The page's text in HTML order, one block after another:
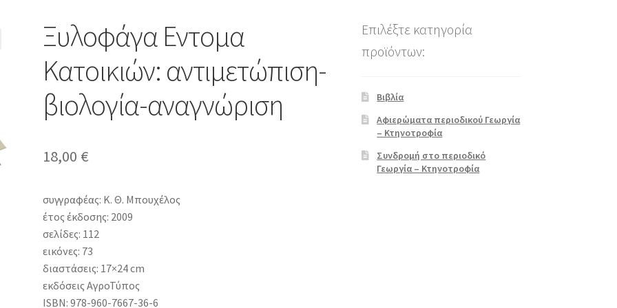
Ξυλοφάγα Εντομα
Κατοικιών: αντιμετώπιση-
βιολογία-αναγνώριση
18,00 €
συγγραφέας: Κ. Θ. Μπουχέλος
έτος έκδοσης: 2009
σελίδες: 112
εικόνες: 73
διαστάσεις: 17×24 cm
εκδόσεις ΑγροΤύπος
ISBN: 978-960-7667-36-6
Επιλέξτε κατηγορία
προϊόντων:
Βιβλία
Αφιερώματα περιοδικού Γεωργία
– Κτηνοτροφία
Συνδρομή στο περιοδικό
Γεωργία – Κτηνοτροφία